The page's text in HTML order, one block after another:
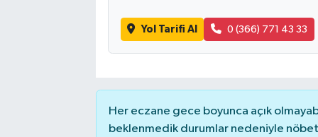
Yol Tarifi Al 0 (366) 771 43 33
Her eczane gece boyunca açık
beklenmedik durumlar nedeniyle